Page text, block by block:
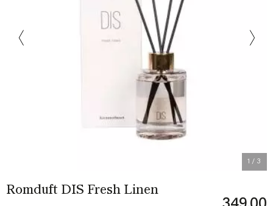
1 / 3
Romduft DIS Fresh Linen